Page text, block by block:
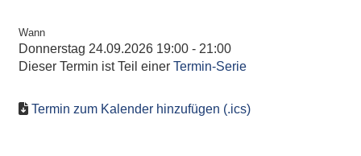
Wann
Donnerstag 24.09.2026 19:00 - 21:00
Dieser Termin ist Teil einer Termin-Serie
Termin zum Kalender hinzufügen (.ics)